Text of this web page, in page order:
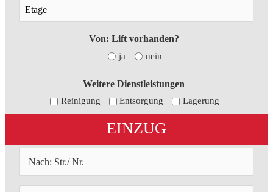
Von: Lift vorhanden?
ja
nein
Weitere Dienstleistungen
Reinigung
Entsorgung Lagerung
EINZUG